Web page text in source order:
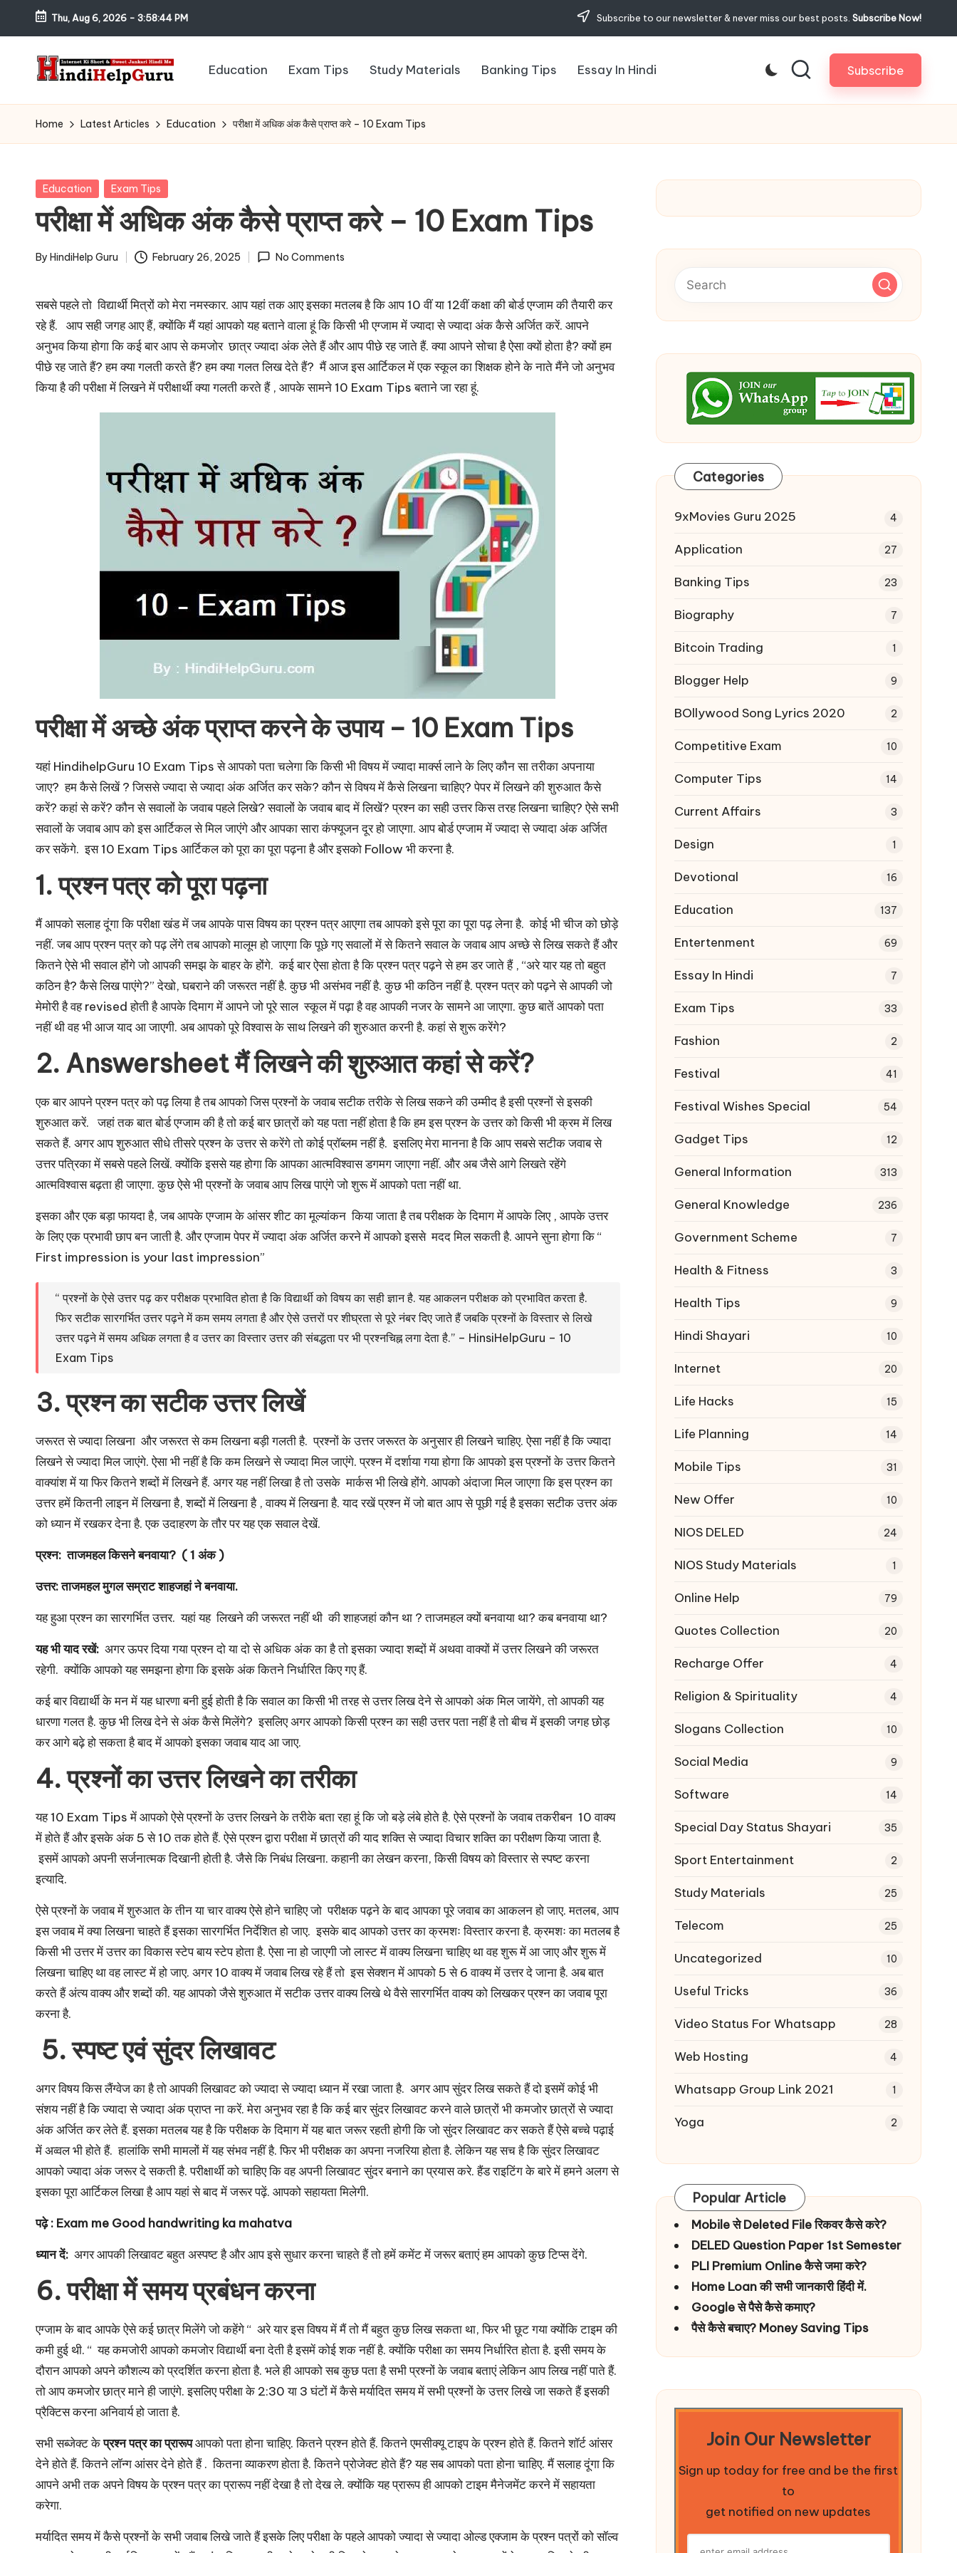
Skip
content
Thu, Aug 6, 2026 - 3:58:45 PM Subscribe to our newsletter & never miss our best posts. Subscribe Now!
H
in
H
el
p
G
u
r
u.
Ki
Short
Sweet
Jankari
Hindi
Education Exam Tips Study Materials Banking Tips Essay In Hindi Subscribe
Home Latest Articles Education परीक्षा में अधिक अंक कैसे प्राप्त करे – 10 Exam Tips
Posted
Education Exam Tips
परीक्षा में अधिक अंक कैसे प्राप्त करे – 10 Exam Tips
Posted
By HindiHelp Guru February 26, 2025 No Comments
सबसे पहले तो विद्यार्थी मित्रों को मेरा नमस्कार. आप यहां तक आए इसका मतलब है कि आप 10 वीं या 12वीं कक्षा की बोर्ड एग्जाम की तैयारी कर
रहे हैं. आप सही जगह आए हैं, क्योंकि मैं यहां आपको यह बताने वाला हूं कि किसी भी एग्जाम में ज्यादा से ज्यादा अंक कैसे अर्जित करें. आपने
अनुभव किया होगा कि कई बार आप से कमजोर छात्र ज्यादा अंक लेते हैं और आप पीछे रह जाते हैं. क्या आपने सोचा है ऐसा क्यों होता है? क्यों हम
पीछे रह जाते हैं? हम क्या गलती करते हैं? हम क्या गलत लिख देते हैं? मैं आज इस आर्टिकल में एक स्कूल का शिक्षक होने के नाते मैंने जो अनुभव
किया है की परीक्षा में लिखने में परीक्षार्थी क्या गलती करते हैं , आपके सामने 10 Exam Tips बताने जा रहा हूं.
परीक्षा में अच्छे अंक प्राप्त करने के उपाय – 10 Exam Tips
यहां HindihelpGuru 10 Exam Tips से आपको पता चलेगा कि किसी भी विषय में ज्यादा मार्क्स लाने के लिए कौन सा तरीका अपनाया
जाए? हम कैसे लिखें ? जिससे ज्यादा से ज्यादा अंक अर्जित कर सके? कौन से विषय में कैसे लिखना चाहिए? पेपर में लिखने की शुरुआत कैसे
करें? कहां से करें? कौन से सवालों के जवाब पहले लिखे? सवालों के जवाब बाद में लिखें? प्रश्न का सही उत्तर किस तरह लिखना चाहिए? ऐसे सभी
सवालों के जवाब आप को इस आर्टिकल से मिल जाएंगे और आपका सारा कंफ्यूजन दूर हो जाएगा. आप बोर्ड एग्जाम में ज्यादा से ज्यादा अंक अर्जित
कर सकेंगे. इस 10 Exam Tips आर्टिकल को पूरा का पूरा पढ़ना है और इसको Follow भी करना है.
1. प्रश्न पत्र को पूरा पढ़ना
मैं आपको सलाह दूंगा कि परीक्षा खंड में जब आपके पास विषय का प्रश्न पत्र आएगा तब आपको इसे पूरा का पूरा पढ़ लेना है. कोई भी चीज को छोड़े
नहीं. जब आप प्रश्न पत्र को पढ़ लेंगे तब आपको मालूम हो जाएगा कि पूछे गए सवालों में से कितने सवाल के जवाब आप अच्छे से लिख सकते हैं और
कितने ऐसे भी सवाल होंगे जो आपकी समझ के बाहर के होंगे. कई बार ऐसा होता है कि प्रश्न पत्र पढ़ने से हम डर जाते हैं , “अरे यार यह तो बहुत
कठिन है? कैसे लिख पाएंगे?” देखो, घबराने की जरूरत नहीं है. कुछ भी असंभव नहीं है. कुछ भी कठिन नहीं है. प्रश्न पत्र को पढ़ने से आपकी जो
मेमोरी है वह revised होती है आपके दिमाग में आपने जो पूरे साल स्कूल में पढ़ा है वह आपकी नजर के सामने आ जाएगा. कुछ बातें आपको पता
नहीं थी वह भी आज याद आ जाएगी. अब आपको पूरे विश्वास के साथ लिखने की शुरुआत करनी है. कहां से शुरू करेंगे?
2. Answersheet मैं लिखने की शुरुआत कहां से करें?
एक बार आपने प्रश्न पत्र को पढ़ लिया है तब आपको जिस प्रश्नों के जवाब सटीक तरीके से लिख सकने की उम्मीद है इसी प्रश्नों से इसकी
शुरुआत करें. जहां तक बात बोर्ड एग्जाम की है तो कई बार छात्रों को यह पता नहीं होता है कि हम इस प्रश्न के उत्तर को किसी भी क्रम में लिख
सकते हैं. अगर आप शुरुआत सीधे तीसरे प्रश्न के उत्तर से करेंगे तो कोई प्रॉब्लम नहीं है. इसलिए मेरा मानना है कि आप सबसे सटीक जवाब से
उत्तर पत्रिका में सबसे पहले लिखें. क्योंकि इससे यह होगा कि आपका आत्मविश्वास डगमग जाएगा नहीं. और अब जैसे आगे लिखते रहेंगे
आत्मविश्वास बढ़ता ही जाएगा. कुछ ऐसे भी प्रश्नों के जवाब आप लिख पाएंगे जो शुरू में आपको पता नहीं था.
इसका और एक बड़ा फायदा है, जब आपके एग्जाम के आंसर शीट का मूल्यांकन किया जाता है तब परीक्षक के दिमाग में आपके लिए , आपके उत्तर
के लिए एक प्रभावी छाप बन जाती है. और एग्जाम पेपर में ज्यादा अंक अर्जित करने में आपको इससे मदद मिल सकती है. आपने सुना होगा कि “
First impression is your last impression”
“ प्रश्नों के ऐसे उत्तर पढ़ कर परीक्षक प्रभावित होता है कि विद्यार्थी को विषय का सही ज्ञान है. यह आकलन परीक्षक को प्रभावित करता है.
फिर सटीक सारगर्भित उत्तर पढ़ने में कम समय लगता है और ऐसे उत्तरों पर शीघ्रता से पूरे नंबर दिए जाते हैं जबकि प्रश्नों के विस्तार से लिखे
उत्तर पढ़ने में समय अधिक लगता है व उत्तर का विस्तार उत्तर की संबद्धता पर भी प्रश्नचिह्न लगा देता है.” – HinsiHelpGuru – 10
Exam Tips
3. प्रश्न का सटीक उत्तर लिखें
जरूरत से ज्यादा लिखना और जरूरत से कम लिखना बड़ी गलती है. प्रश्नों के उत्तर जरूरत के अनुसार ही लिखने चाहिए. ऐसा नहीं है कि ज्यादा
लिखने से ज्यादा मिल जाएंगे. ऐसा भी नहीं है कि कम लिखने से ज्यादा मिल जाएंगे. प्रश्न में दर्शाया गया होगा कि आपको इस प्रश्नों के उत्तर कितने
वाक्यांश में या फिर कितने शब्दों में लिखने हैं. अगर यह नहीं लिखा है तो उसके मार्कस भी लिखे होंगे. आपको अंदाजा मिल जाएगा कि इस प्रश्न का
उत्तर हमें कितनी लाइन में लिखना है, शब्दों में लिखना है , वाक्य में लिखना है. याद रखें प्रश्न में जो बात आप से पूछी गई है इसका सटीक उत्तर अंक
को ध्यान में रखकर देना है. एक उदाहरण के तौर पर यह एक सवाल देखें.
प्रश्न: ताजमहल किसने बनवाया? ( 1 अंक )
उत्तर: ताजमहल मुगल सम्राट शाहजहां ने बनवाया.
यह हुआ प्रश्न का सारगर्भित उत्तर. यहां यह लिखने की जरूरत नहीं थी की शाहजहां कौन था ? ताजमहल क्यों बनवाया था? कब बनवाया था?
यह भी याद रखें: अगर ऊपर दिया गया प्रश्न दो या दो से अधिक अंक का है तो इसका ज्यादा शब्दों में अथवा वाक्यों में उत्तर लिखने की जरूरत
रहेगी. क्योंकि आपको यह समझना होगा कि इसके अंक कितने निर्धारित किए गए हैं.
कई बार विद्यार्थी के मन में यह धारणा बनी हुई होती है कि सवाल का किसी भी तरह से उत्तर लिख देने से आपको अंक मिल जायेंगे, तो आपकी यह
धारणा गलत है. कुछ भी लिख देने से अंक कैसे मिलेंगे? इसलिए अगर आपको किसी प्रश्न का सही उत्तर पता नहीं है तो बीच में इसकी जगह छोड़
कर आगे बढ़े हो सकता है बाद में आपको इसका जवाब याद आ जाए.
4. प्रश्नों का उत्तर लिखने का तरीका
यह 10 Exam Tips में आपको ऐसे प्रश्नों के उत्तर लिखने के तरीके बता रहा हूं कि जो बड़े लंबे होते है. ऐसे प्रश्नों के जवाब तकरीबन 10 वाक्य
में होते हैं और इसके अंक 5 से 10 तक होते हैं. ऐसे प्रश्न द्वारा परीक्षा में छात्रों की याद शक्ति से ज्यादा विचार शक्ति का परीक्षण किया जाता है.
इसमें आपको अपनी सर्जनात्मक दिखानी होती है. जैसे कि निबंध लिखना. कहानी का लेखन करना, किसी विषय को विस्तार से स्पष्ट करना
इत्यादि.
ऐसे प्रश्नों के जवाब में शुरुआत के तीन या चार वाक्य ऐसे होने चाहिए जो परीक्षक पढ़ने के बाद आपका पूरे जवाब का आकलन हो जाए. मतलब, आप
इस जवाब में क्या लिखना चाहते हैं इसका सारगर्भित निर्देशित हो जाए. इसके बाद आपको उत्तर का क्रमशः विस्तार करना है. क्रमशः का मतलब है
किसी भी उत्तर में उत्तर का विकास स्टेप बाय स्टेप होता है. ऐसा ना हो जाएगी जो लास्ट में वाक्य लिखना चाहिए था वह शुरू में आ जाए और शुरू में
लिखना चाहिए था वह लास्ट में हो जाए. अगर 10 वाक्य में जवाब लिख रहे हैं तो इस सेक्शन में आपको 5 से 6 वाक्य में उत्तर दे जाना है. अब बात
करते हैं अंत्य वाक्य और शब्दों की. यह आपको जैसे शुरुआत में सटीक उत्तर वाक्य लिखे थे वैसे सारगर्भित वाक्य को लिखकर प्रश्न का जवाब पूरा
करना है.
5. स्पष्ट एवं सुंदर लिखावट
अगर विषय किस लैंग्वेज का है तो आपकी लिखावट को ज्यादा से ज्यादा ध्यान में रखा जाता है. अगर आप सुंदर लिख सकते हैं दो इसमें कोई भी
संशय नहीं है कि ज्यादा से ज्यादा अंक प्राप्त ना करें. मेरा अनुभव रहा है कि कई बार सुंदर लिखावट करने वाले छात्रों भी कमजोर छात्रों से ज्यादा
अंक अर्जित कर लेते हैं. इसका मतलब यह है कि परीक्षक के दिमाग में यह बात जरूर रहती होगी कि जो सुंदर लिखावट कर सकते हैं ऐसे बच्चे पढ़ाई
में अव्वल भी होते हैं. हालांकि सभी मामलों में यह संभव नहीं है. फिर भी परीक्षक का अपना नजरिया होता है. लेकिन यह सच है कि सुंदर लिखावट
आपको ज्यादा अंक जरूर दे सकती है. परीक्षार्थी को चाहिए कि वह अपनी लिखावट सुंदर बनाने का प्रयास करे. हैंड राइटिंग के बारे में हमने अलग से
इसका पूरा आर्टिकल लिखा है आप यहां से बाद में जरूर पढ़ें. आपको सहायता मिलेगी.
पढ़े : Exam me Good handwriting ka mahatva
ध्यान दें: अगर आपकी लिखावट बहुत अस्पष्ट है और आप इसे सुधार करना चाहते हैं तो हमें कमेंट में जरूर बताएं हम आपको कुछ टिप्स देंगे.
6.परीक्षा में समय प्रबंधन करना
एग्जाम के बाद आपके ऐसे कई छात्र मिलेंगे जो कहेंगे “ अरे यार इस विषय में मैं तो मैं बहुत कुछ लिख सकता था, फिर भी छूट गया क्योंकि टाइम की
कमी हुई थी. “ यह कमजोरी आपको कमजोर विद्यार्थी बना देती है इसमें कोई शक नहीं है. क्योंकि परीक्षा का समय निर्धारित होता है. इसी समय के
दौरान आपको अपने कौशल्य को प्रदर्शित करना होता है. भले ही आपको सब कुछ पता है सभी प्रश्नों के जवाब बताएं लेकिन आप लिख नहीं पाते हैं.
तो आप कमजोर छात्र माने ही जाएंगे. इसलिए परीक्षा के 2:30 या 3 घंटों में कैसे मर्यादित समय में सभी प्रश्नों के उत्तर लिखे जा सकते हैं इसकी
प्रैक्टिस करना अनिवार्य हो जाता है.
सभी सब्जेक्ट केप्रश्न पत्र का प्रारूपआपको पता होना चाहिए. कितने प्रश्न होते हैं. कितने एमसीक्यू टाइप के प्रश्न होते हैं. कितने शॉर्ट आंसर
देने होते हैं. कितने लॉन्ग आंसर देने होते हैं . कितना व्याकरण होता है. कितने प्रोजेक्ट होते हैं? यह सब आपको पता होना चाहिए. मैं सलाह दूंगा कि
आपने अभी तक अपने विषय के प्रश्न पत्र का प्रारूप नहीं देखा है तो देख ले. क्योंकि यह प्रारूप ही आपको टाइम मैनेजमेंट करने में सहायता
करेगा.
मर्यादित समय में कैसे प्रश्नों के सभी जवाब लिखे जाते हैं इसके लिए परीक्षा के पहले आपको ज्यादा से ज्यादाओल्ड एक्जाम के प्रश्न पत्रोंको सॉल्व
Categories
9xMovies Guru 2025 4
Application 27
Banking Tips 23
Biography 7
Bitcoin Trading 1
Blogger Help 9
BOllywood Song Lyrics 2020 2
Competitive Exam 10
Computer Tips 14
Current Affairs 3
Design 1
Devotional 16
Education 137
Entertenment 69
Essay In Hindi 7
Exam Tips 33
Fashion 2
Festival 41
Festival Wishes Special 54
Gadget Tips 12
General Information 313
General Knowledge 236
Government Scheme 7
Health & Fitness 3
Health Tips 9
Hindi Shayari 10
Internet 20
Life Hacks 15
Life Planning 14
Mobile Tips 31
New Offer 10
NIOS DELED 24
NIOS Study Materials 1
Online Help 79
Quotes Collection 20
Recharge Offer 4
Religion & Spirituality 4
Slogans Collection 10
Social Media 9
Software 14
Special Day Status Shayari 35
Sport Entertainment 2
Study Materials 25
Telecom 25
Uncategorized 10
Useful Tricks 36
Video Status For Whatsapp 28
Web Hosting 4
Whatsapp Group Link 2021 1
Yoga 2
Popular Article
Mobile से Deleted File रिकवर कैसे करे?
DELED Question Paper 1st Semester
PLI Premium Online कैसे जमा करे?
Home Loan की सभी जानकारी हिंदी में.
Google से पैसे कैसे कमाए?
पैसे कैसे बचाए? Money Saving Tips
Join Our Newsletter
Sign up today for free and be the first
to
get notified on new updates